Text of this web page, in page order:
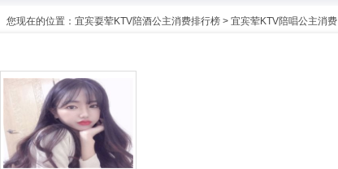
您现在的位置： 宜宾耍荤KTV陪酒公主消费排行榜 > 宜宾荤KTV陪唱公主消费